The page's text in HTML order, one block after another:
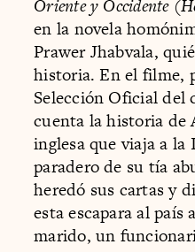
Oriente y Occidente(
en la novela
Prawer Jhabvala,
historia. En el filme,
Selección Oficial del
cuenta la historia de
inglesa que viaja a
paradero de su tía
heredó sus cartas y
esta escapara al país
marido, un